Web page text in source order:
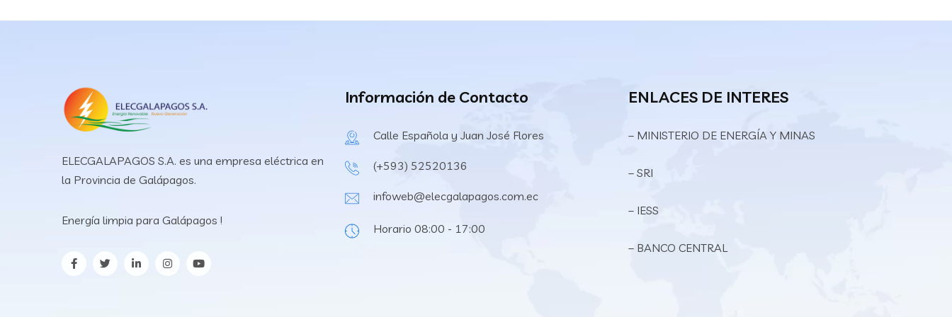
ELECGALAPAGOS S.A. es una empresa eléctrica en
la Provincia de Galápagos.
Energía limpia para Galápagos !
Información de Contacto
Calle Española y Juan José Flores
(+593) 52520136
infoweb@elecgalapagos.com.ec
Horario 08:00 - 17:00
ENLACES DE INTERES
– MINISTERIO DE ENERGÍA Y MINAS
– SRI
– IESS
– BANCO CENTRAL